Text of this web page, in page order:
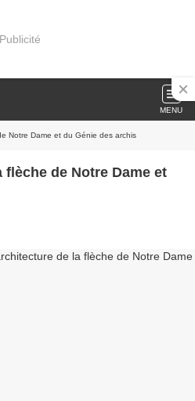
Publicité
MENU
Notre Dame et du Génie des archis
de Notre Dame et